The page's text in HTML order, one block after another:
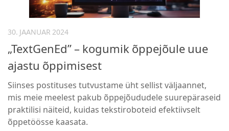
30. JAANUAR 2024
„TextGenEd” – kogumik õppejõule uue
ajastu õppimisest
Siinses postituses tutvustame üht sellist väljaannet,
mis meie meelest pakub õppejõududele suurepäraseid
praktilisi näiteid, kuidas tekstiroboteid efektiivselt
õppetöösse kaasata.